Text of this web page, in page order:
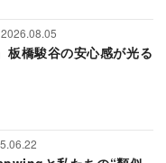
2026.08.05
板橋駿谷の安心感が光る